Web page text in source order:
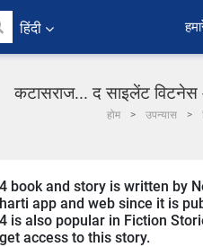
हिंदी
कटासराज... द साइलेंट विटनेस
होम उपन्यास
book and story is written by
app and web since it is
is also popular in Fiction
access to this story.